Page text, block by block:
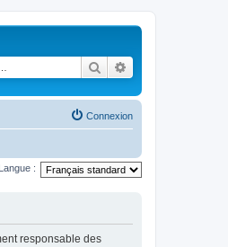
Rechercher
Connexion
Langue :
responsable des